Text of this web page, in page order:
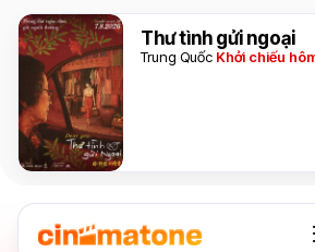
Thư tình gửi ngoại
Trung Quốc Khởi chiếu